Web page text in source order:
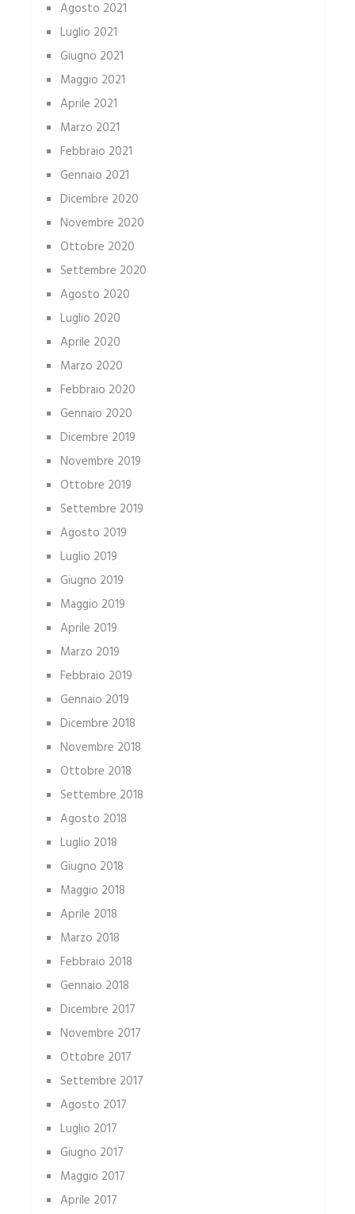
Agosto 2021
Luglio 2021
Giugno 2021
Maggio 2021
Aprile 2021
Marzo 2021
Febbraio 2021
Gennaio 2021
Dicembre 2020
Novembre 2020
Ottobre 2020
Settembre 2020
Agosto 2020
Luglio 2020
Aprile 2020
Marzo 2020
Febbraio 2020
Gennaio 2020
Dicembre 2019
Novembre 2019
Ottobre 2019
Settembre 2019
Agosto 2019
Luglio 2019
Giugno 2019
Maggio 2019
Aprile 2019
Marzo 2019
Febbraio 2019
Gennaio 2019
Dicembre 2018
Novembre 2018
Ottobre 2018
Settembre 2018
Agosto 2018
Luglio 2018
Giugno 2018
Maggio 2018
Aprile 2018
Marzo 2018
Febbraio 2018
Gennaio 2018
Dicembre 2017
Novembre 2017
Ottobre 2017
Settembre 2017
Agosto 2017
Luglio 2017
Giugno 2017
Maggio 2017
Aprile 2017